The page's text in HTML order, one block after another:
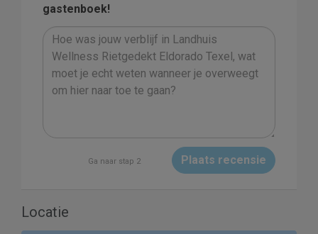
gastenboek!
Ga naar stap 2 Plaats recensie
Locatie